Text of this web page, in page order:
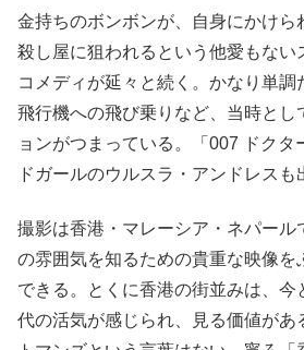
金持ちのボンボンが、自身にかけら
殺し屋に狙われるという他愛もない
コメディが延々と続く。かなり単
飛行機への飛び乗りなど、当時とし
ョンがつまっている。「007 ドクタ
ドガールのウルスラ・アンドレスも
撮影は香港・マレーシア・ネパール
の雰囲気を知るための貴重な映像を
できる。とくに香港の街並みは、今
代の活気が感じられ、見る価値があ